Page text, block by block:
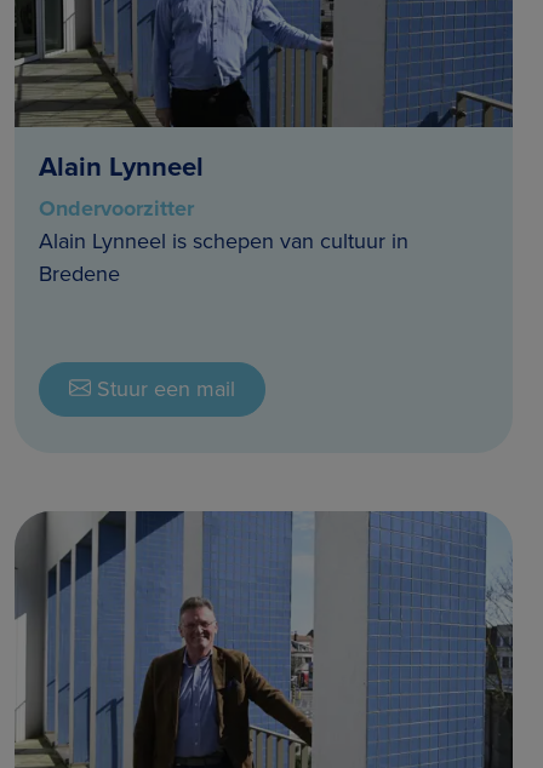
Alain Lynneel
Ondervoorzitter
Alain Lynneel is schepen van cultuur in
Bredene
Stuur een mail